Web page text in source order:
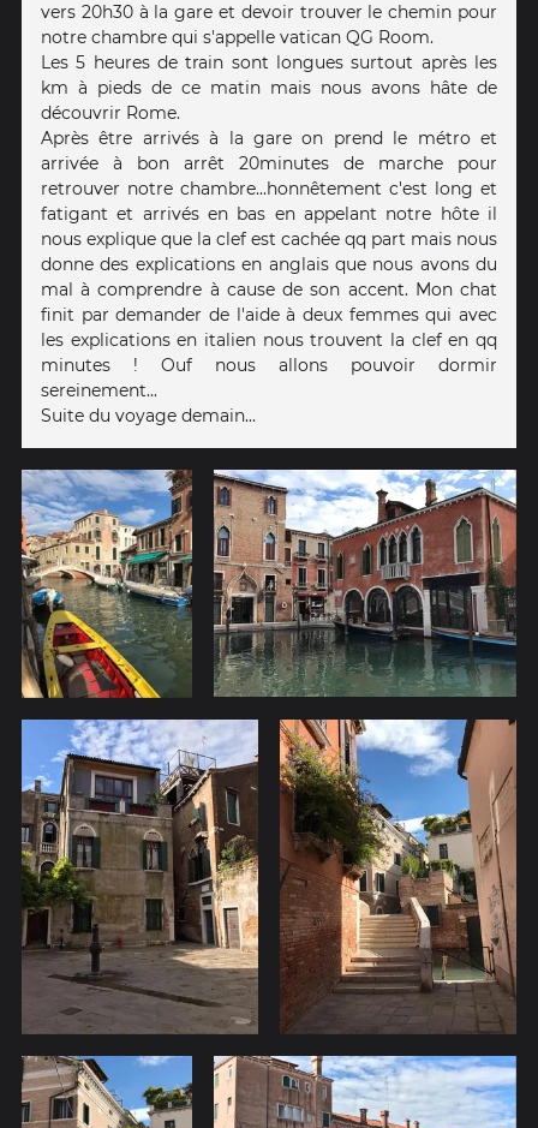
vers 20h30 à la gare et devoir trouver le chemin pour
notre chambre qui s'appelle vatican QG Room.
Les 5 heures de train sont longues surtout après les
km à pieds de ce matin mais nous avons hâte de
découvrir Rome.
Après être arrivés à la gare on prend le métro et
arrivée à bon arrêt 20minutes de marche pour
retrouver notre chambre...honnêtement c'est long et
fatigant et arrivés en bas en appelant notre hôte il
nous explique que la clef est cachée qq part mais nous
donne des explications en anglais que nous avons du
mal à comprendre à cause de son accent. Mon chat
finit par demander de l'aide à deux femmes qui avec
les explications en italien nous trouvent la clef en qq
minutes ! Ouf nous allons pouvoir dormir
sereinement...
Suite du voyage demain...